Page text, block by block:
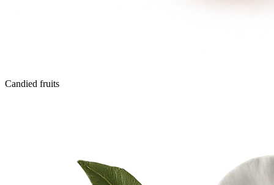
Candied fruits